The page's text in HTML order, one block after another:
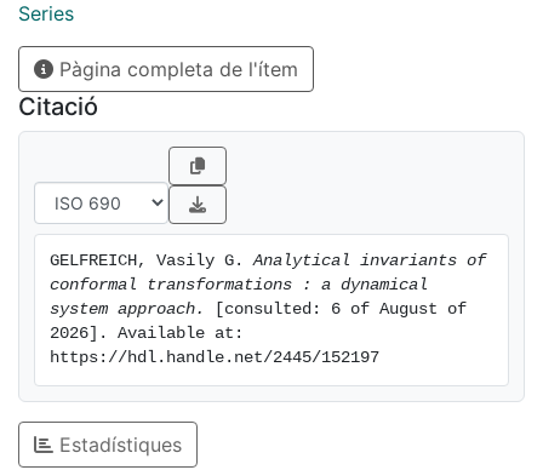
Series
Pàgina completa de l'ítem
Citació
GELFREICH, Vasily G. Analytical invariants of
conformal transformations : a dynamical
system approach.
[consulted: 6 of August of
2026]. Available at:
https://hdl.handle.net/2445/152197
Estadístiques